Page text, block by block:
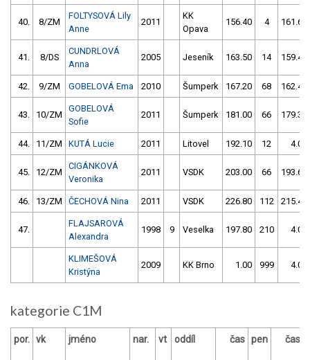
40. 8/ZM
FOLTYSOVÁ Lily
Anne
2011
KK
Opava
156.40 4 161.60
41. 8/DS
CUNDRLOVÁ
Anna
2005 Jeseník 163.50 14 159.40
42. 9/ZM GOBELOVÁ Ema 2010 Šumperk 167.20 68 162.40
43. 10/ZM
GOBELOVÁ
Sofie
2011 Šumperk 181.00 66 179.30
44. 11/ZM KUTÁ Lucie 2011 Litovel 192.10 12 4.00
45. 12/ZM
CIGÁNKOVÁ
Veronika
2011 VSDK 203.00 66 193.60
46. 13/ZM ČECHOVÁ Nina 2011 VSDK 226.80 112 215.40
47.
FLAJSAROVÁ
Alexandra
1998 9 Veselka 197.80 210 4.00
KLIMEŠOVÁ
Kristýna
2009 KK Brno 1.00 999 4.00
kategorie C1M
por. vk jméno nar. vt oddíl čas pen čas